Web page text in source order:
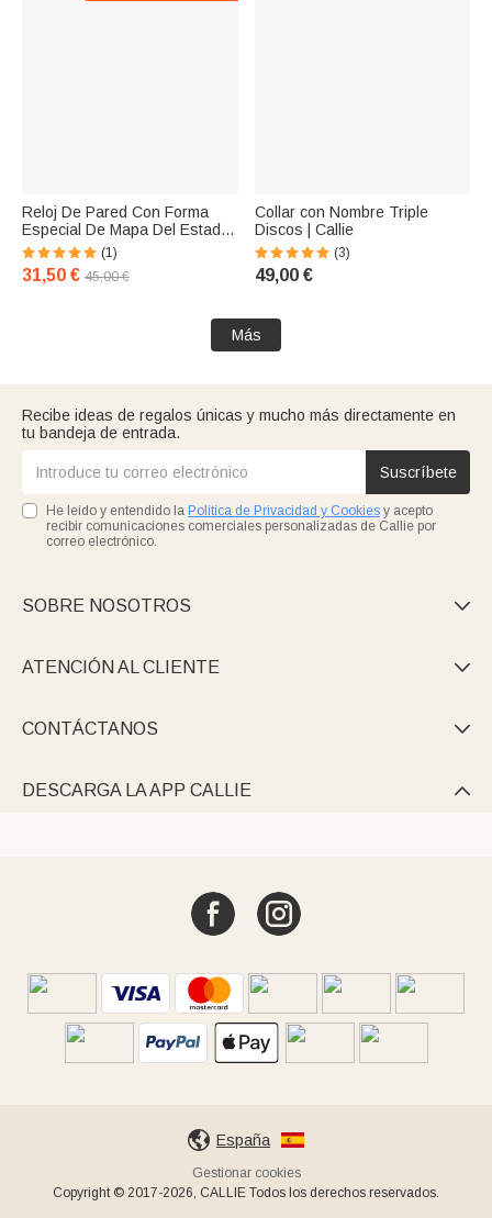
Reloj De Pared Con Forma
Especial De Mapa Del Estado
Para La Decoración Del Hogar
Del Aniversario
(1)
31,50 € 45,00 €
Collar con Nombre Triple
Discos | Callie
(3)
49,00 €
Más
Recibe ideas de regalos únicas y mucho más directamente en
tu bandeja de entrada.
Suscríbete
He leído y entendido la Política de Privacidad y Cookies y acepto
recibir comunicaciones comerciales personalizadas de Callie por
correo electrónico.
SOBRE NOSOTROS 
ATENCIÓN AL CLIENTE 
CONTÁCTANOS 
DESCARGA LA APP CALLIE 
España
Gestionar cookies
Copyright © 2017-2026, CALLIE Todos los derechos reservados.